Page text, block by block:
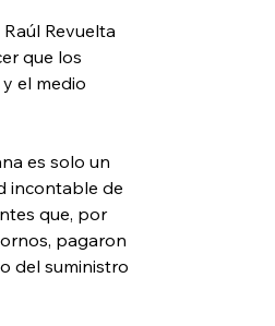
Revuelta
que los
el medio
es solo un
incontable de
que, por
pagaron
del suministro